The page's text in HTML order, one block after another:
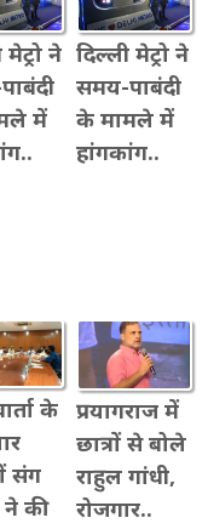
ने
में
दिल्ली मेट्रो ने
समय-पाबंदी
के मामले में
हांगकांग..
के
संग
की
प्रयागराज में
छात्रों से बोले
राहुल गांधी,
रोजगार..